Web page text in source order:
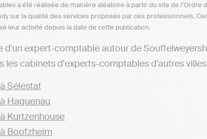
a été réalisée de manière aléatoire à partir du site de l’Ordre
sur la qualité des services proposés par ces professionnels.
leur activité depuis la date de cette publication.
d'un expert-comptable autour de
les cabinets d'experts-comptables d'autres villes
Sélestat
Haguenau
Kurtzenhouse
Boofzheim